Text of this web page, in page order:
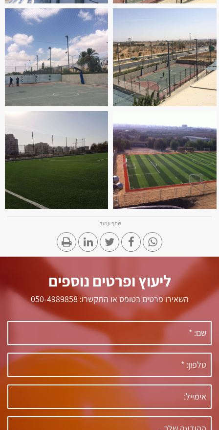
שתף עמוד:
ליעוץ ופרטים נוספים
השאירו פרטים בטופס או התקשרו: 050-4989858